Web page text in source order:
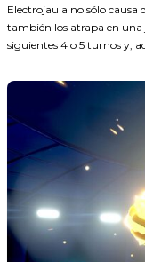
Electrojaula no sólo causa
también los atrapa en una
siguientes 4 o 5 turnos y,